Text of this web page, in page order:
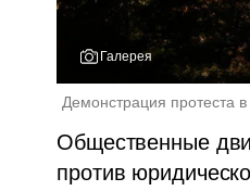
Галерея
Демонстрация протеста
Общественные
против